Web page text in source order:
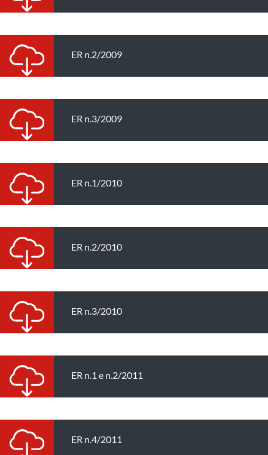
ER n.2/2009
ER n.3/2009
ER n.1/2010
ER n.2/2010
ER n.3/2010
ER n.1 e n.2/2011
ER n.4/2011